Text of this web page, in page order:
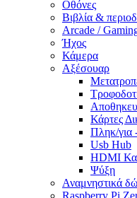
Οθόνες
Βιβλία &
Arcade /
Ήχος
Κάμερα
Αξέσουαρ
Κάρτες
Πληκ/για
Usb Hub
HDMI
Ψύξη
Αναμνηστικά